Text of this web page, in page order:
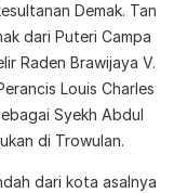
Demak. Tan
dari Puteri Campa
Raden Brawijaya V.
Louis Charles
Syekh Abdul
di Trowulan.
dari kota asalnya